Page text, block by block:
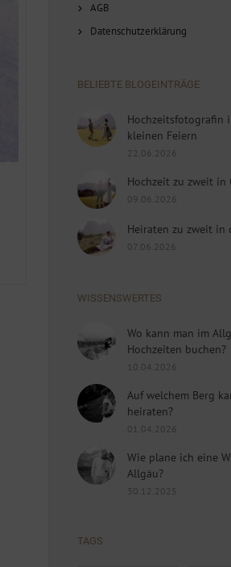
AGB
Datenschutzerklärung
BELIEBTE BLOGEINTRÄGE
Hochzeitsfotografin
kleinen Feiern
22.06.2026
Hochzeit zu zweit in
09.06.2026
Heiraten zu zweit in
07.06.2026
WISSENSWERTES
Wo kann man im
Hochzeiten buchen?
10.04.2026
Auf welchem Berg
heiraten?
01.04.2026
Wie plane ich eine
Allgäu?
30.12.2025
TAGS